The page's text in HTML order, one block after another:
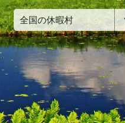
全国の休暇村